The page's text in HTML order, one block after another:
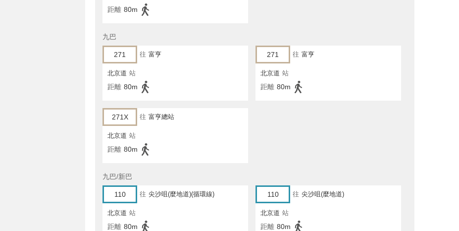
距離 80m
九巴
271 往 富亨
北京道 站
距離 80m
271 往 富亨
北京道 站
距離 80m
271X 往 富亨總站
北京道 站
距離 80m
九巴/新巴
110 往 尖沙咀(麼地道)(循環線)
北京道 站
距離 80m
110 往 尖沙咀(麼地道)
北京道 站
距離 80m